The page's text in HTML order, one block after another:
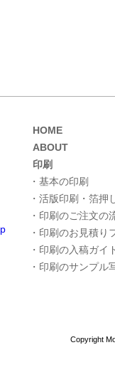
HOME
ABOUT
印刷
・基本の印刷
・活版印刷・箔押
・印刷のご注文の
・印刷のお見積り
・印刷の入稿ガイ
・印刷のサンプル
Copyright